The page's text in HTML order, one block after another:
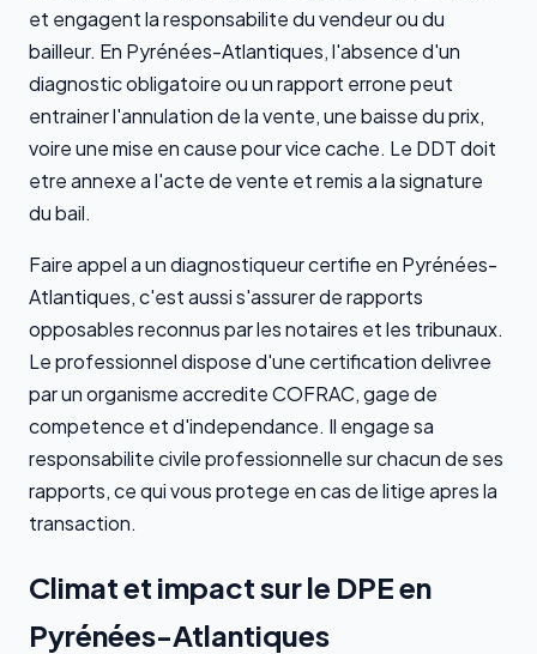
et engagent la responsabilite du vendeur ou du
bailleur. En Pyrénées-Atlantiques, l'absence d'un
diagnostic obligatoire ou un rapport errone peut
entrainer l'annulation de la vente, une baisse du prix,
voire une mise en cause pour vice cache. Le DDT doit
etre annexe a l'acte de vente et remis a la signature
du bail.
Faire appel a un diagnostiqueur certifie en Pyrénées-
Atlantiques, c'est aussi s'assurer de rapports
opposables reconnus par les notaires et les tribunaux.
Le professionnel dispose d'une certification delivree
par un organisme accredite COFRAC, gage de
competence et d'independance. Il engage sa
responsabilite civile professionnelle sur chacun de ses
rapports, ce qui vous protege en cas de litige apres la
transaction.
Climat et impact sur le DPE en
Pyrénées-Atlantiques